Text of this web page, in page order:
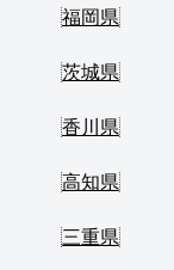
福岡県
茨城県
香川県
高知県
三重県